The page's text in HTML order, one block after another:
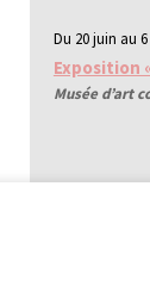
Du 20 juin au
Exposition
Musée d’art